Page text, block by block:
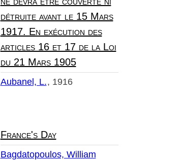
détruite avant le 15 Mars
1917. En exécution des
articles 16 et 17 de la Loi
du 21 Mars 1905
Aubanel, L. 1916
France's Day
Bagdatopoulos, William